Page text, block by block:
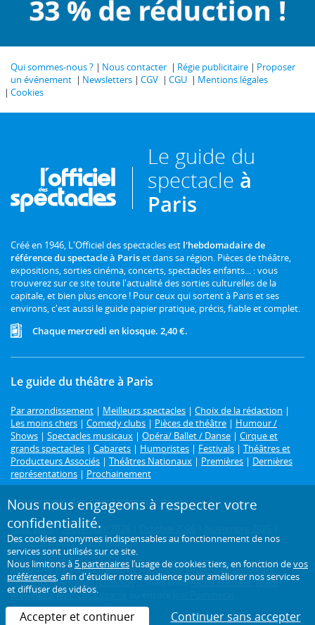
Qui sommes-nous ? Nous contacter Régie publicitaire
Proposer
un événement
Newsletters CGV CGU
Mentions légales
Cookies
Le guide du
spectacle à
Paris
Créé en 1946, L'Officiel des spectacles est l'hebdomadaire de
référence du spectacle à Pariset dans sa région. Pièces de théâtre,
expositions, sorties cinéma, concerts, spectacles enfants... : vous
trouverez sur ce site toute l'actualité des sorties culturelles de la
capitale, et bien plus encore ! Pour ceux qui sortent à Paris et ses
environs, c'est aussi le guide papier pratique, précis, fiable et complet.
Chaque mercredi en kiosque. 2,40 €.
Le guide du théâtre à Paris
Par arrondissement | Meilleurs spectacles | Choix de la rédaction |
Les moins chers | Comedy clubs | Pièces de théâtre | Humour /
Shows | Spectacles musicaux | Opéra/ Ballet / Danse | Cirque et
grands spectacles | Cabarets | Humoristes | Festivals | Théâtres et
Producteurs Associés | Théâtres Nationaux | Premières | Dernières
représentations | Prochainement
Programme des spectacles par mois
Août 2026|Septembre 2026
Décembre 2026|Janvier 2027
Retrouvez toutes les pièces de théâtre deMolière,Shakespeare,
Feydeau,Marivaux,Tchekhov..., mais aussiAlexis Michalik,Wajdi
Mouawad,Jean-Luc Lagarce
Nous nous engageons à respecter votre
confidentialité.
Des cookies anonymes indispensables au fonctionnement de nos
services sont utilisés sur ce site.
Nous limitons à 5 partenaires l’usage de cookies tiers, en fonction devos
préférences, afin d'étudier notre audience pour améliorer nos services
et diffuser des vidéos.
Accepter et continuer Continuer sans accepter